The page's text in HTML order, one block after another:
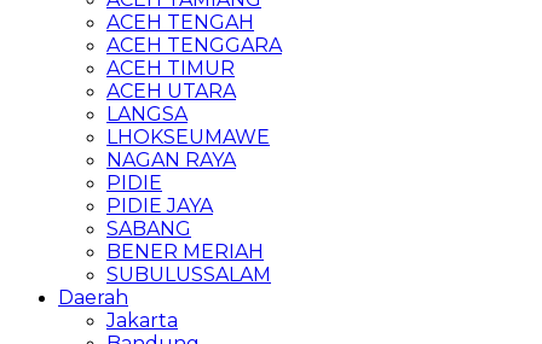
ACEH TENGAH
ACEH TENGGARA
ACEH TIMUR
ACEH UTARA
LANGSA
LHOKSEUMAWE
NAGAN RAYA
PIDIE
PIDIE JAYA
SABANG
BENER MERIAH
SUBULUSSALAM
Daerah
Jakarta